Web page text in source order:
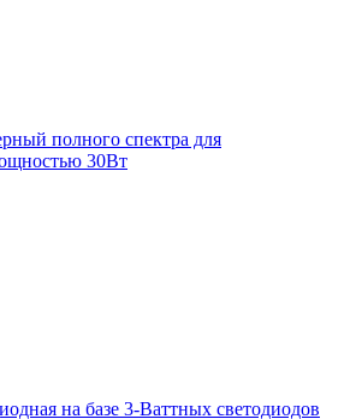
полного спектра для
30Вт
на базе 3-Ваттных светодиодов